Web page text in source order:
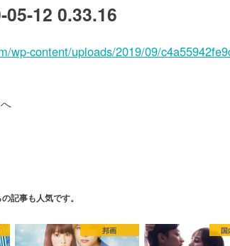
05-12 0.33.16
wp-content/uploads/2019/09/
記事も人気です。
邦画 国